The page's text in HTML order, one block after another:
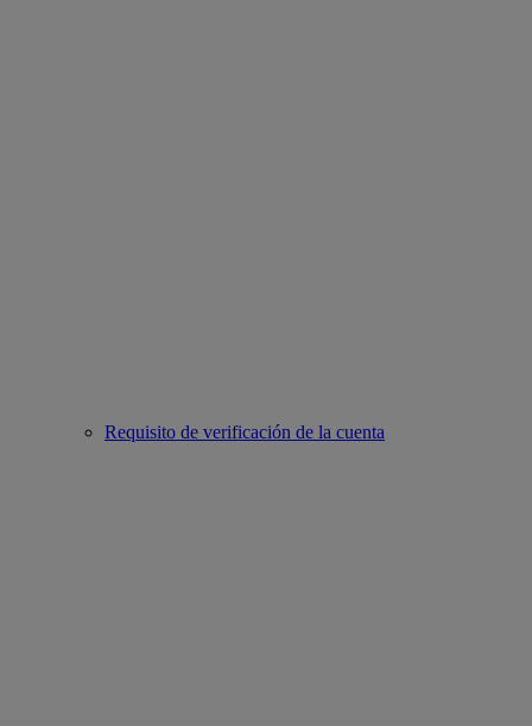
Requisito de verificación de la cuenta